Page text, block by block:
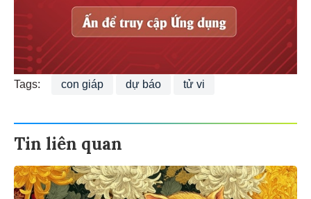
Tags: con giáp dự báo tử vi
Tin liên quan